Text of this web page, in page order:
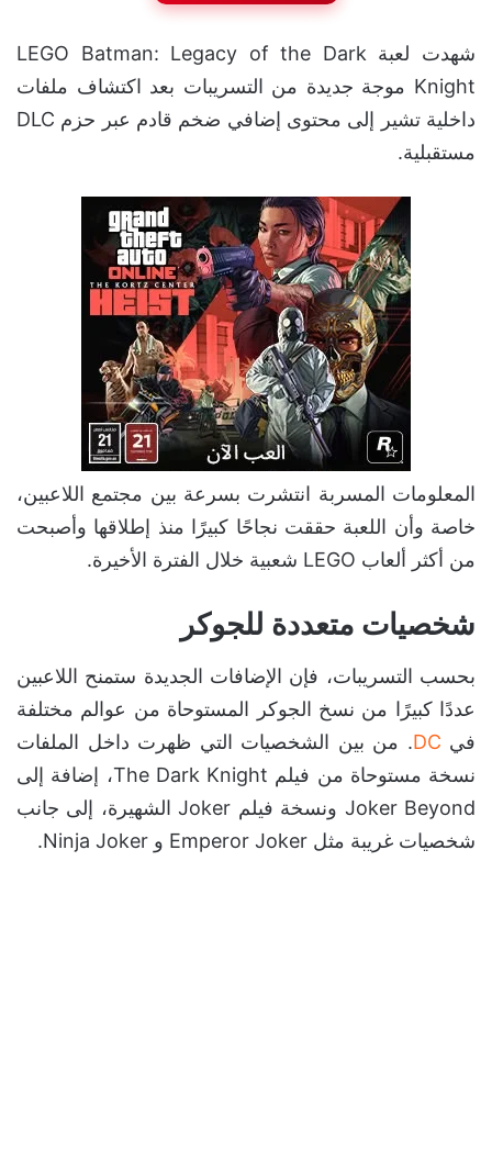
شهدت لعبة LEGO Batman: Legacy of the Dark
Knight موجة جديدة من التسريبات بعد اكتشاف ملفات
داخلية تشير إلى محتوى إضافي ضخم قادم عبر حزم DLC
مستقبلية.
المعلومات المسربة انتشرت بسرعة بين مجتمع اللاعبين،
خاصة وأن اللعبة حققت نجاحًا كبيرًا منذ إطلاقها وأصبحت
من أكثر ألعاب LEGO شعبية خلال الفترة الأخيرة.
شخصيات متعددة للجوكر
بحسب التسريبات، فإن الإضافات الجديدة ستمنح اللاعبين
عددًا كبيرًا من نسخ الجوكر المستوحاة من عوالم مختلفة
في DC. من بين الشخصيات التي ظهرت داخل الملفات
نسخة مستوحاة من فيلم The Dark Knight، إضافة إلى
Joker Beyond ونسخة فيلم Joker الشهيرة، إلى جانب
شخصيات غريبة مثل Emperor Joker و Ninja Joker.